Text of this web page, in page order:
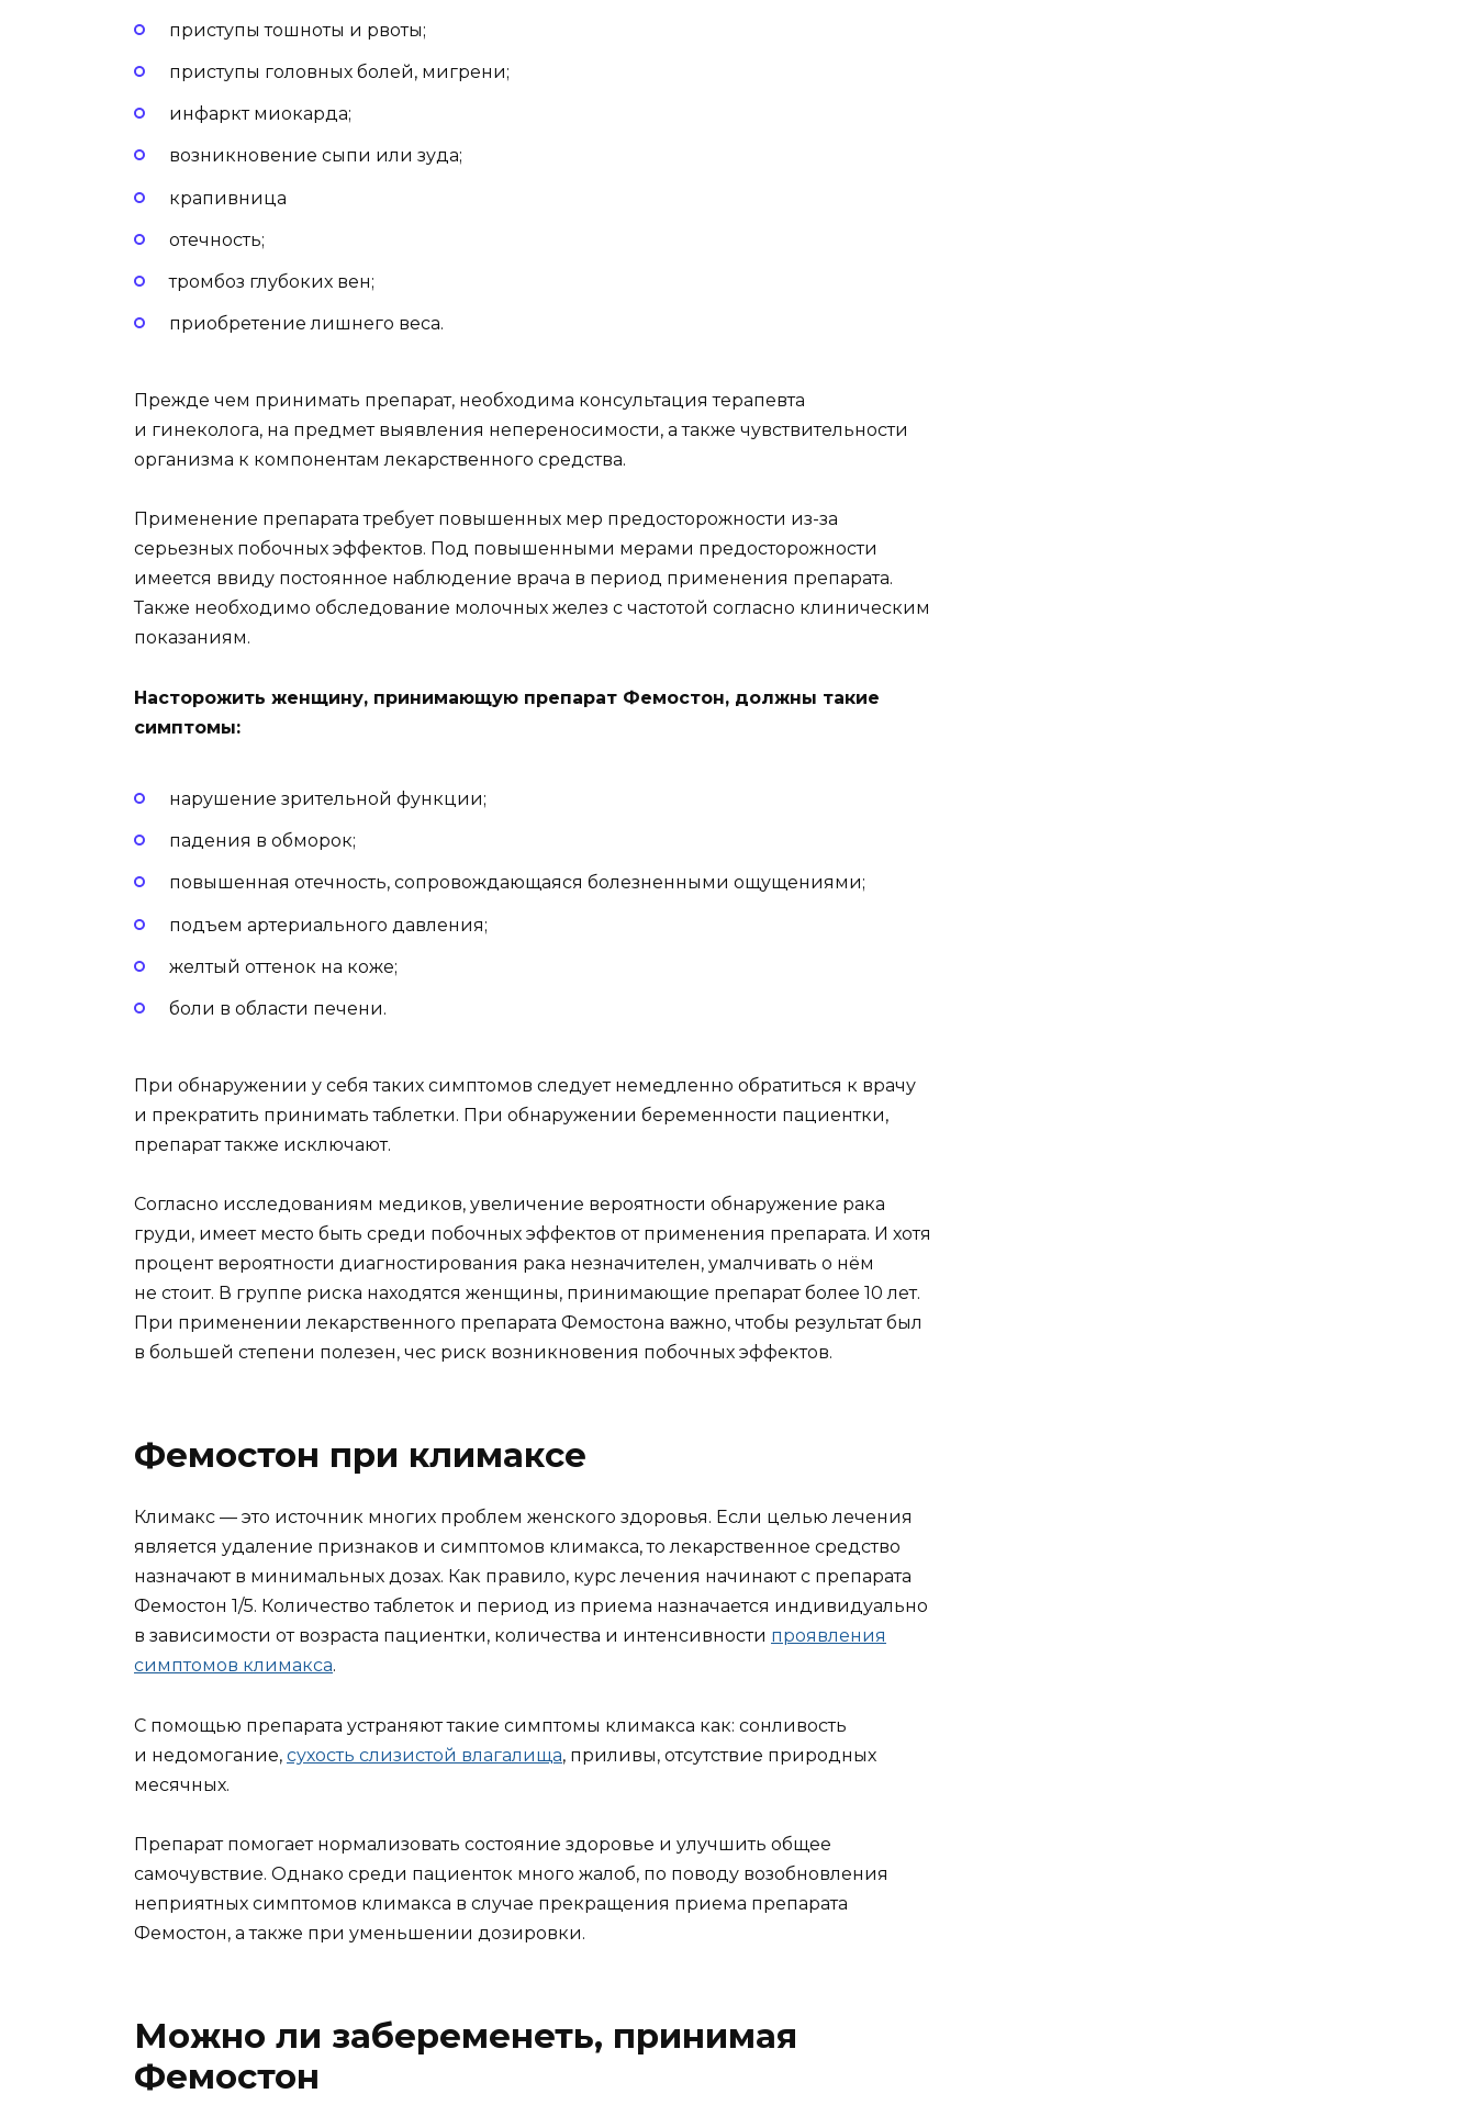
приступы тошноты и рвоты;
приступы головных болей, мигрени;
инфаркт миокарда;
возникновение сыпи или зуда;
крапивница
отечность;
тромбоз глубоких вен;
приобретение лишнего веса.
Прежде чем принимать препарат, необходима консультация терапевта
и гинеколога, на предмет выявления непереносимости, а также чувствительности
организма к компонентам лекарственного средства.
Применение препарата требует повышенных мер предосторожности из-за
серьезных побочных эффектов. Под повышенными мерами предосторожности
имеется ввиду постоянное наблюдение врача в период применения препарата.
Также необходимо обследование молочных желез с частотой согласно клиническим
показаниям.
Насторожить женщину, принимающую препарат Фемостон, должны такие
симптомы:
нарушение зрительной функции;
падения в обморок;
повышенная отечность, сопровождающаяся болезненными ощущениями;
подъем артериального давления;
желтый оттенок на коже;
боли в области печени.
При обнаружении у себя таких симптомов следует немедленно обратиться к врачу
и прекратить принимать таблетки. При обнаружении беременности пациентки,
препарат также исключают.
Согласно исследованиям медиков, увеличение вероятности обнаружение рака
груди, имеет место быть среди побочных эффектов от применения препарата. И хотя
процент вероятности диагностирования рака незначителен, умалчивать о нём
не стоит. В группе риска находятся женщины, принимающие препарат более 10 лет.
При применении лекарственного препарата Фемостона важно, чтобы результат был
в большей степени полезен, чес риск возникновения побочных эффектов.
Фемостон при климаксе
Климакс — это источник многих проблем женского здоровья. Если целью лечения
является удаление признаков и симптомов климакса, то лекарственное средство
назначают в минимальных дозах. Как правило, курс лечения начинают с препарата
Фемостон 1/5. Количество таблеток и период из приема назначается индивидуально
в зависимости от возраста пациентки, количества и интенсивности проявления
симптомов климакса.
С помощью препарата устраняют такие симптомы климакса как: сонливость
и недомогание, сухость слизистой влагалища, приливы, отсутствие природных
месячных.
Препарат помогает нормализовать состояние здоровье и улучшить общее
самочувствие. Однако среди пациенток много жалоб, по поводу возобновления
неприятных симптомов климакса в случае прекращения приема препарата
Фемостон, а также при уменьшении дозировки.
Можно ли забеременеть, принимая
Фемостон